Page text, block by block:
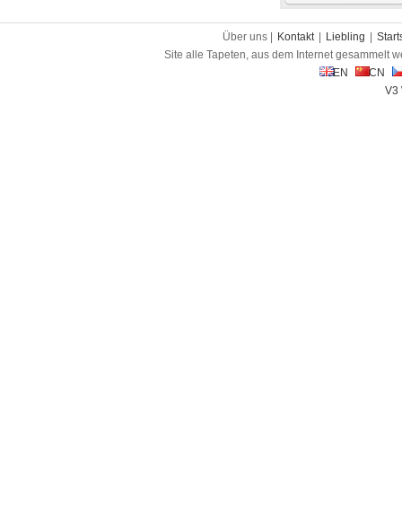
Über uns | Kontakt Liebling
Site alle Tapeten, aus dem Internet gesammelt
EN
CN
V3